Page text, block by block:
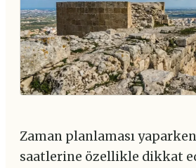
Zaman planlaması
saatlerine özellikle dikkat